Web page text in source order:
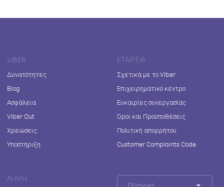
VIBER
Δυνατότητες
Blog
Ασφάλεια
Viber Out
Χρεώσεις
Υποστήριξη
ΕΤΑΙΡΕΊΑ
Σχετικά με το Viber
Επιχειρηματικό κέντρο
Ευκαιρίες συνεργασίας
Όροι και Προϋποθέσεις
Πολιτική απορρήτου
Customer Complaints Code
ΛΉΨΗ
Ελληνικά